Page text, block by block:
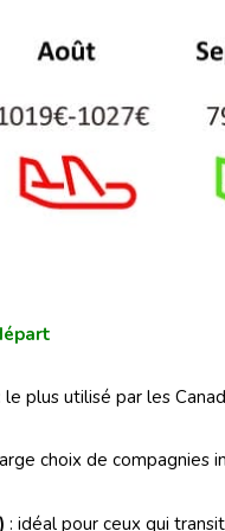
le plus utilisé par les
choix de compagnies
: idéal pour ceux qui